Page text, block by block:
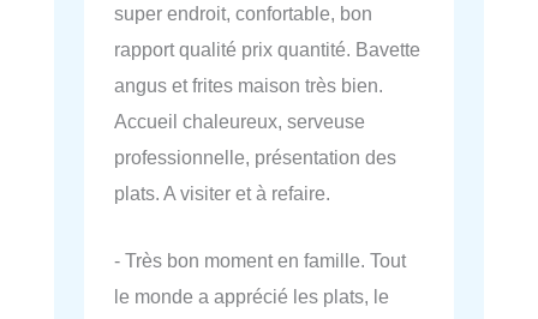
super endroit, confortable, bon
rapport qualité prix quantité. Bavette
angus et frites maison très bien.
Accueil chaleureux, serveuse
professionnelle, présentation des
plats. A visiter et à refaire.
- Très bon moment en famille. Tout
le monde a apprécié les plats, le